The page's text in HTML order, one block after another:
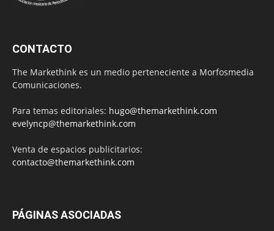
CONTACTO
The Markethink es un medio perteneciente a Morfosmedia
Comunicaciones.
Para temas editoriales: hugo@themarkethink.com
evelyncp@themarkethink.com
Venta de espacios publicitarios:
contacto@themarkethink.com
PÁGINAS ASOCIADAS